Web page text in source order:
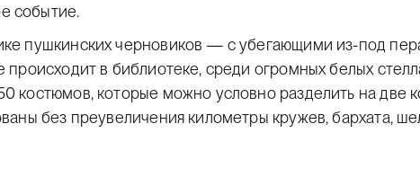
событие.
пушкинских черновиков — с убегающими из-под
в библиотеке, среди огромных белых
костюмов, которые можно условно разделить на две
без преувеличения километры кружев, бархата,